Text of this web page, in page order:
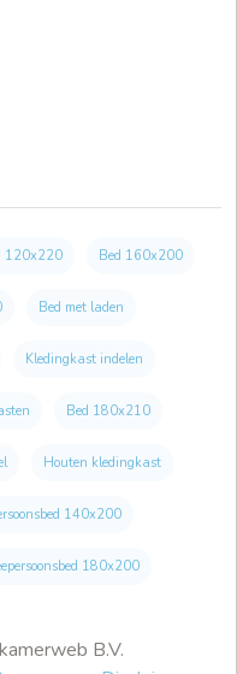
B.V.
120x220 Bed 160x200
Bed met laden
Kledingkast indelen
Bed 180x210
Houten kledingkast
140x200
180x200